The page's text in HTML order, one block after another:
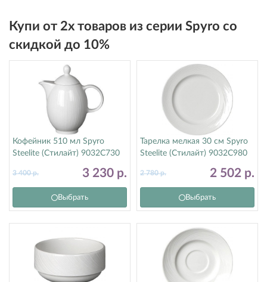
Купи от 2х товаров из серии Spyro со
скидкой до 10%
Кофейник 510 мл Spyro
Steelite (Стилайт) 9032C730
3 230 р.
3 400р.
Выбрать
Тарелка мелкая 30 см Spyro
Steelite (Стилайт) 9032C980
2 502 р.
2 780р.
Выбрать